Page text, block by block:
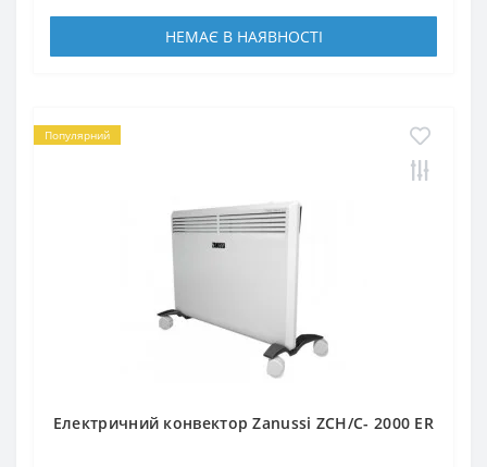
НЕМАЄ В НАЯВНОСТІ
Популярний
Електричний конвектор Zanussi ZCH/С- 2000 ER